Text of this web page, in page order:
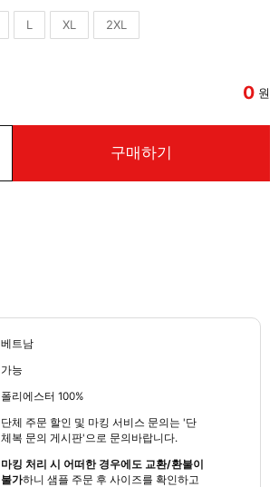
L XL 2XL
0 원
구매하기
베트남
가능
폴리에스터 100%
단체 주문 할인 및 마킹 서비스 문의는 '단
체복 문의 게시판'으로 문의바랍니다.
마킹 처리 시 어떠한 경우에도 교환/환불이
불가하니 샘플 주문 후 사이즈를 확인하고